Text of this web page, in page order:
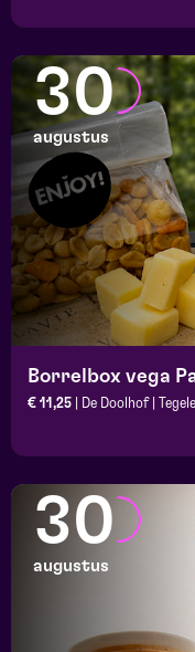
30
augustus
Borrelbox vega
€ 11,25 | De Doolhof |
30
augustus